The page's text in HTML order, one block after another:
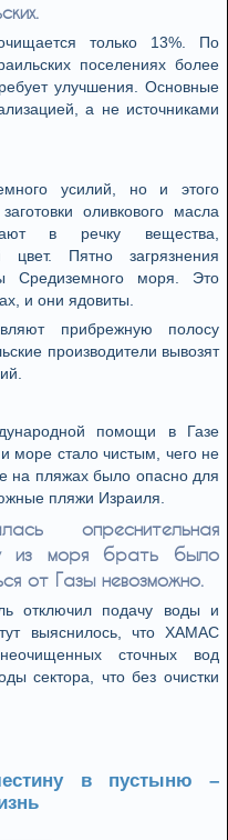
только 13%. По
поселениях более
улучшения. Основные
а не источниками
усилий, но и этого
оливкового масла
в речку вещества,
Пятно загрязнения
Средиземного моря. Это
и они ядовиты.
прибрежную полосу
производители вывозят
помощи в Газе
море стало чистым, чего не
на пляжах было опасно для
пляжи Израиля.
опреснительная
из моря брать было
от Газы невозможно.
отключил подачу воды и
выяснилось, что ХАМАС
сточных вод
сектора, что без очистки
в пустыню –